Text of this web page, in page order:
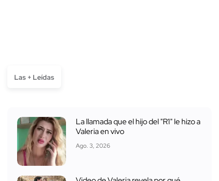
Las + Leídas
La llamada que el hijo del "R1" le hizo a
Valeria en vivo
Ago. 3, 2026